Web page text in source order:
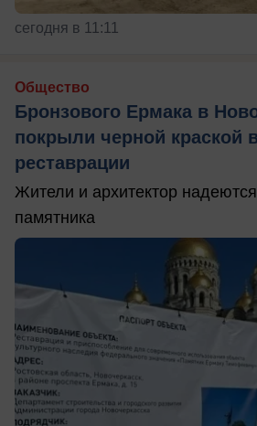
сегодня в 11:11
Общество
Бронзового Ермака в
покрыли черной краской
реставрации
Жители и архитектор
памятника